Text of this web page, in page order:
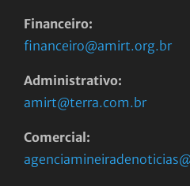
Financeiro:
financeiro@amirt.org.br
Administrativo:
amirt@terra.com.br
Comercial: